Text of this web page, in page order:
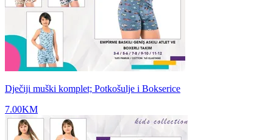
Dječiji muški komplet; Potkošulje i Bokserice
7.00KM